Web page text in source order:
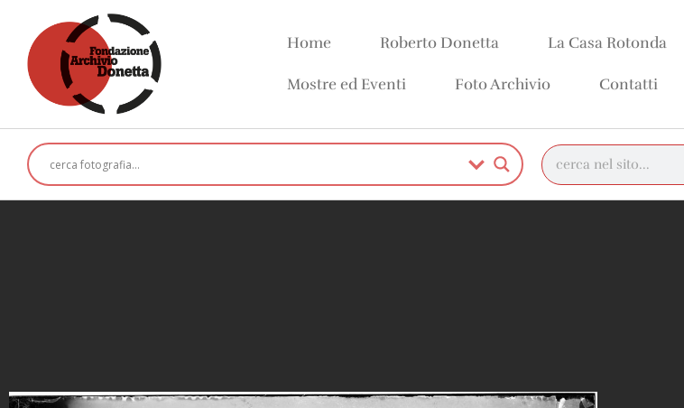
Home Roberto Donetta La Casa Rotonda
Mostre ed Eventi Foto Archivio Contatti